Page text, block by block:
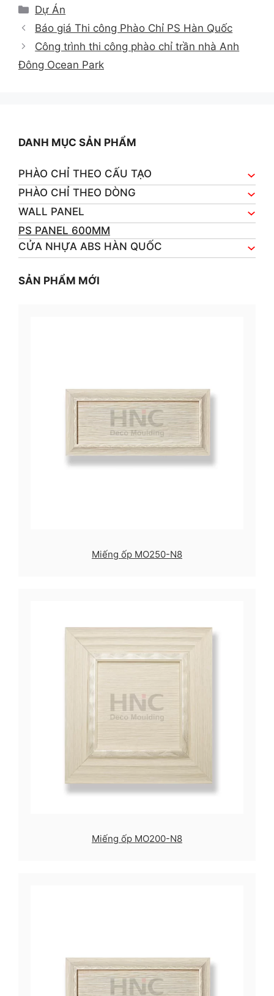
Categories
Dự Án
Báo giá Thi công Phào Chỉ PS Hàn Quốc
Công trình thi công phào chỉ trần nhà Anh
Đông Ocean Park
DANH MỤC SẢN PHẨM
PHÀO CHỈ THEO CẤU TẠO
PHÀO CHỈ THEO DÒNG
WALL PANEL
PS PANEL 600MM
CỬA NHỰA ABS HÀN QUỐC
SẢN PHẨM MỚI
Miếng ốp MO250-N8
Miếng ốp MO200-N8